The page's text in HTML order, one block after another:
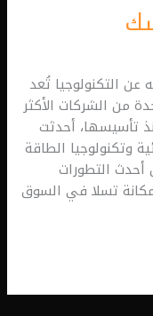
التكنولوجيا تُعد
من الشركات الأكثر
تأسيسها، أحدثت
وتكنولوجيا الطاقة
التطورات
تسلا في السوق